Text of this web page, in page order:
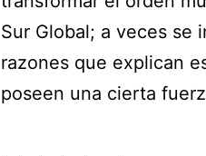
Sur Global; a veces se
razones que explican
poseen una cierta